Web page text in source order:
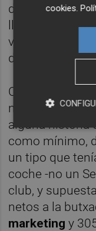
de los vetados
lloren por ser
viceversa.
de hipocresías
Cuando llegue
nos cuente
alguna historia
como mínimo,
un tipo que
coche -no un
club, y
netos a la
marketing y
cookies .